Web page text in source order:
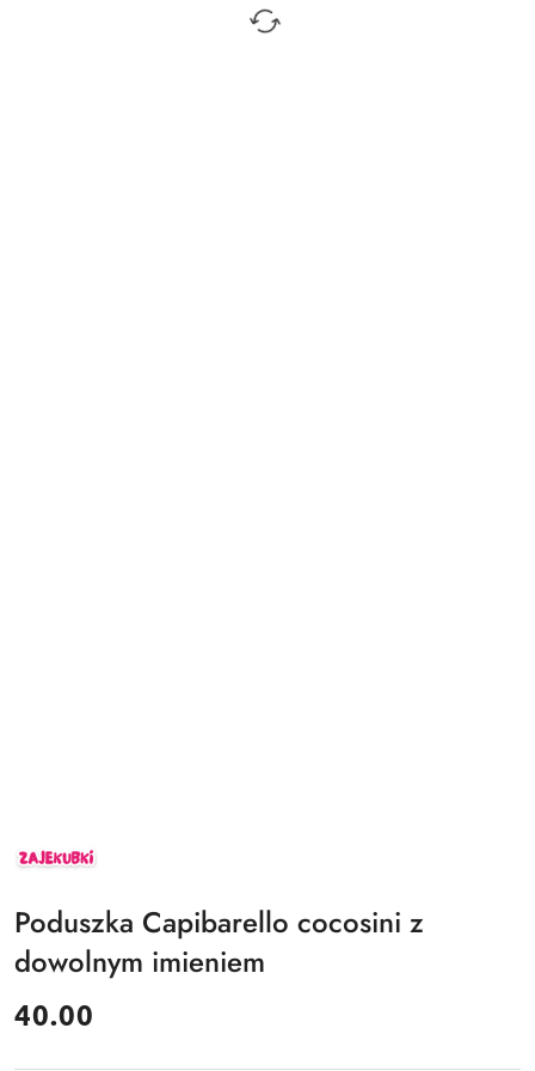
ZAJEKUBKI
Poduszka Capibarello cocosini z
dowolnym imieniem
cena:
40.00